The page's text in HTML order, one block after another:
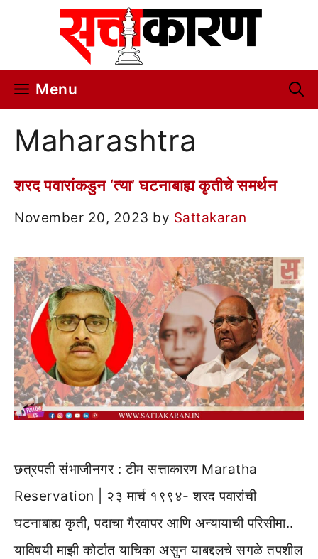
content
Menu
Maharashtra
शरद पवारांकडुन ‘त्या’ घटनाबाह्य कृतीचे समर्थन
November 20, 2023 by Sattakaran
छत्रपती संभाजीनगर : टीम सत्ताकारण Maratha
Reservation | २३ मार्च १९९४- शरद पवारांची
घटनाबाह्य कृती, पदाचा गैरवापर आणि अन्यायाची परिसीमा..
याविषयी माझी कोर्टात याचिका असुन याबद्दलचे सगळे तपशील